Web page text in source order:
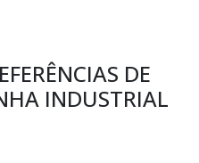
DE
INDUSTRIAL